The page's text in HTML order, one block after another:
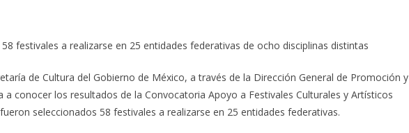
festivales a realizarse en 25 entidades federativas de ocho disciplinas distintas
de Cultura del Gobierno de México, a través de la Dirección General de Promoción y
a conocer los resultados de la Convocatoria Apoyo a Festivales Culturales y Artísticos
seleccionados 58 festivales a realizarse en 25 entidades federativas.